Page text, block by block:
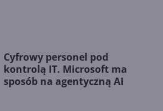
Cyfrowy personel pod
kontrolą IT. Microsoft ma
sposób na agentyczną AI